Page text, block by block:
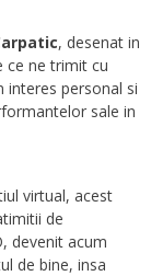
, desenat in
ce ne trimit cu
interes personal si
sale in
virtual, acest
de
devenit acum
de bine, insa